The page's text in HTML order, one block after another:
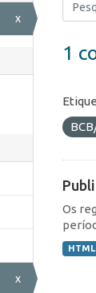
x
x
1
Os
HTML